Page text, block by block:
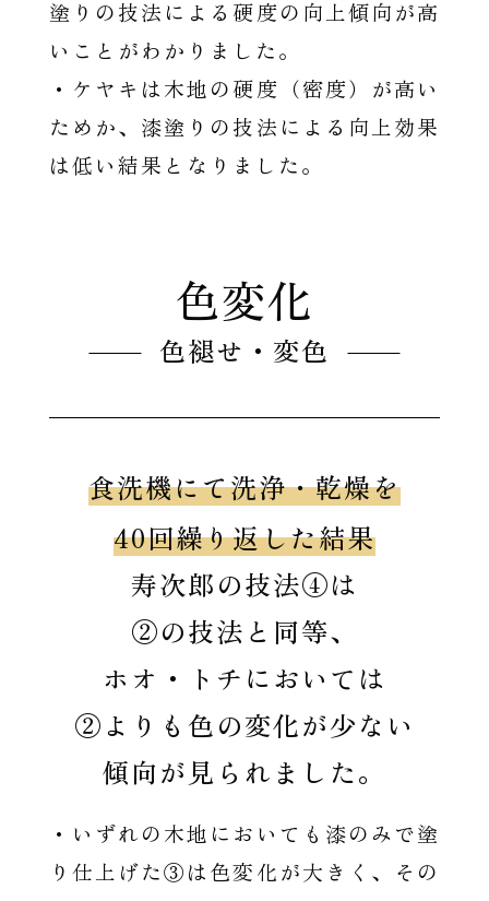
塗りの技法による硬度の向上傾向が高
いことがわかりました。
・ケヤキは木地の硬度（密度）が高い
ためか、漆塗りの技法による向上効果
は低い結果となりました。
色変化
色褪せ・変色
食洗機にて洗浄・乾燥を
40回繰り返した結果
寿次郎の技法④は
②の技法と同等、
ホオ・トチにおいては
②よりも 色の変化が少ない
傾向が見られました。
・いずれの木地においても漆のみで塗
り仕上げた③は色変化が大きく、その